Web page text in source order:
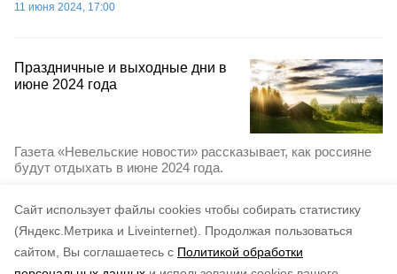
Cайт использует файлы cookies чтобы собирать статистику
(Яндекс.Метрика и Liveinternet).
Продолжая пользоваться
сайтом, Вы соглашаетесь с Политикой обработки
11 июня 2024, 17:00
Праздничные и выходные дни в
июне 2024 года
Газета «Невельские новости» рассказывает, как россияне
будут отдыхать в июне 2024 года.